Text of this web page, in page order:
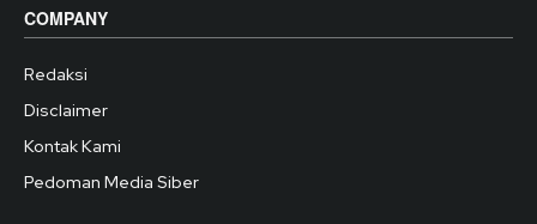
COMPANY
Redaksi
Disclaimer
Kontak Kami
Pedoman Media Siber